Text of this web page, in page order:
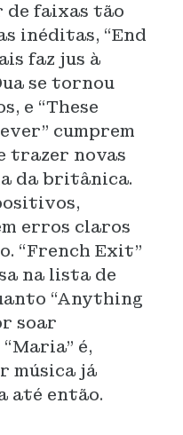
de faixas tão
inéditas, “End
faz jus à
se tornou
e “These
cumprem
trazer novas
da britânica.
erros claros
“French Exit”
na lista de
“Anything
soar
é,
música já
até então.